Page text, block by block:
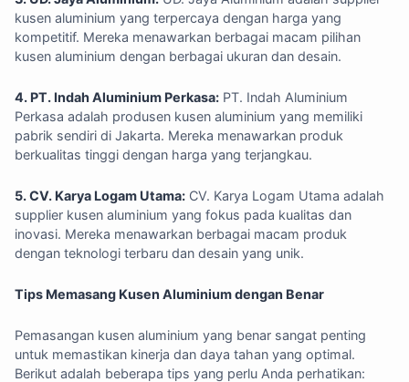
kusen aluminium yang terpercaya dengan harga yang
kompetitif. Mereka menawarkan berbagai macam pilihan
kusen aluminium dengan berbagai ukuran dan desain.
4. PT. Indah Aluminium Perkasa: PT. Indah Aluminium
Perkasa adalah produsen kusen aluminium yang memiliki
pabrik sendiri di Jakarta. Mereka menawarkan produk
berkualitas tinggi dengan harga yang terjangkau.
5. CV. Karya Logam Utama: CV. Karya Logam Utama adalah
supplier kusen aluminium yang fokus pada kualitas dan
inovasi. Mereka menawarkan berbagai macam produk
dengan teknologi terbaru dan desain yang unik.
Tips Memasang Kusen Aluminium dengan Benar
Pemasangan kusen aluminium yang benar sangat penting
untuk memastikan kinerja dan daya tahan yang optimal.
Berikut adalah beberapa tips yang perlu Anda perhatikan: